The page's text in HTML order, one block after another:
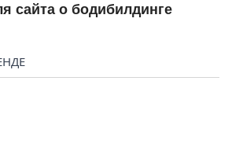
сайта о бодибилдинге